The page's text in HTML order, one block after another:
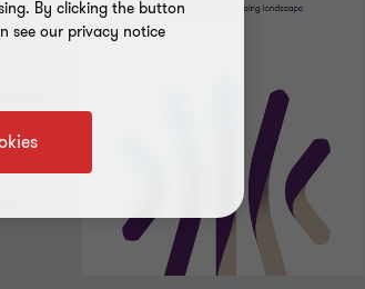
By clicking the button
see our privacy notice